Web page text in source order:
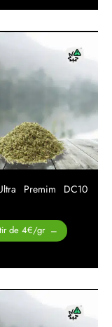
à
Premim DC10
de 4€/gr –
Plage de
prix :
à